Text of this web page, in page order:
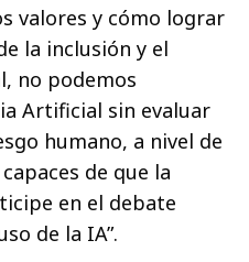
valores y cómo lograr
la inclusión y el
no podemos
Artificial sin evaluar
humano, a nivel de
de que la
en el debate
de la IA”.